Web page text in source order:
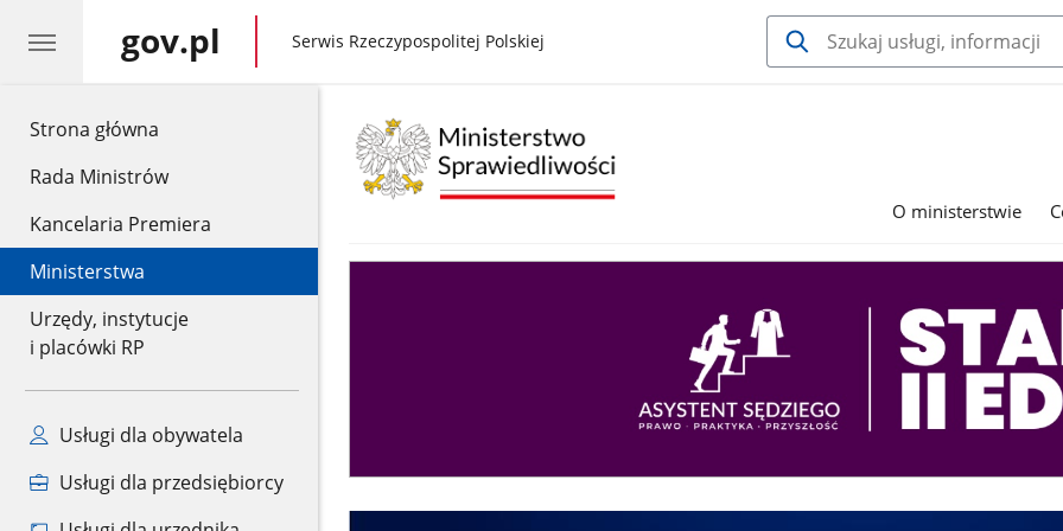
Strona główna
Rada Ministrów
Kancelaria Premiera
Ministerstwa
Urzędy, instytucje
i placówki RP
Usługi dla obywatela
Usługi dla przedsiębiorcy
gov.pl gov.pl
Serwis Rzeczypospolitej Polskiej
O ministerstwie